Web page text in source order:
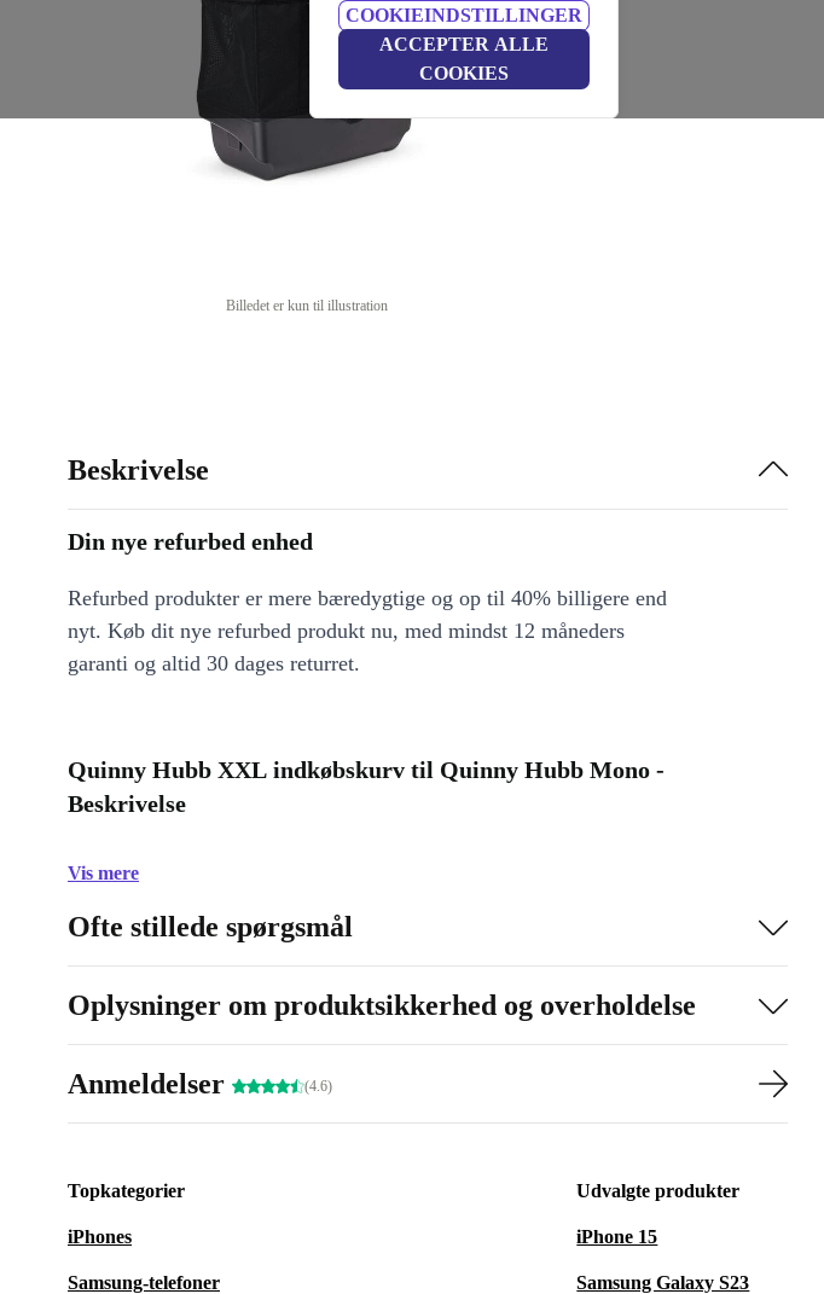
COOKIEINDSTILLINGER
ACCEPTER ALLE
COOKIES
Billedet er kun til illustration
Beskrivelse
Din nye refurbed enhed
Refurbed produkter er mere bæredygtige og op til 40% billigere end
nyt. Køb dit nye refurbed produkt nu, med mindst 12 måneders
garanti og altid 30 dages returret.
Quinny Hubb XXL indkøbskurv til Quinny Hubb Mono -
Beskrivelse
Vis mere
Ofte stillede spørgsmål
Oplysninger om produktsikkerhed og overholdelse
Anmeldelser (4.6)
Topkategorier
iPhones
Samsung-telefoner
Udvalgte produkter
iPhone 15
Samsung Galaxy S23